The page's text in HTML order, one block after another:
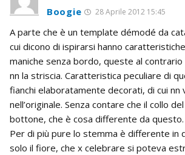
Boogie 28 Aprile 2012 15:45
A parte che è un template démodé da
cui dicono di ispirarsi hanno
maniche senza bordo, queste al contrario
nn la striscia. Caratteristica peculiare di
fianchi elaboratamente decorati, di cui nn
nell’originale. Senza contare che il collo
bottone, che è cosa differente da questo.
Per di più pure lo stemma è differente in
solo il fiore, che x celebrare si poteva